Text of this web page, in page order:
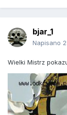
bjar_1
Napisano
Wielki Mistrz